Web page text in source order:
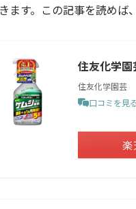
ます。この記事を読めば
住友化学
住友化学園芸
口コミを見る
楽